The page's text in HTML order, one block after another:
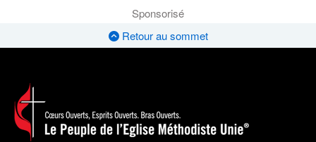
Sponsorisé
Retour au sommet